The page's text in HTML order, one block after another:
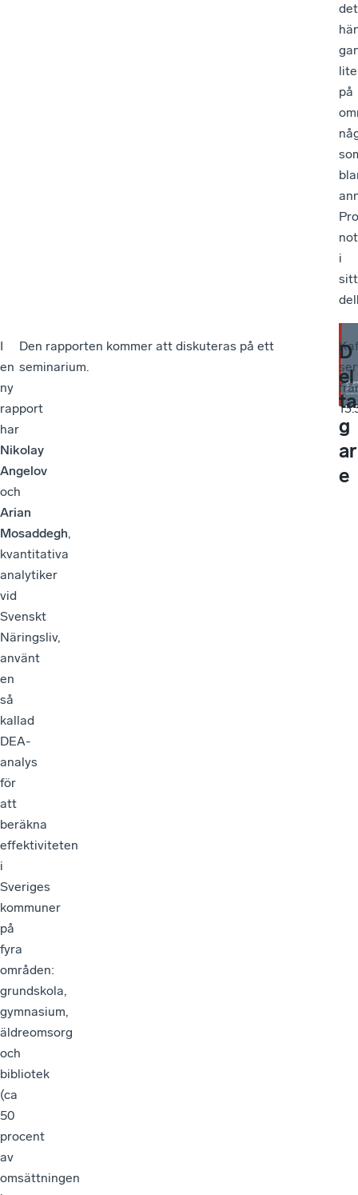
lite
på
i
sitt
I
en
ny
rapport
har
Nikolay
Angelov
och
Arian
Mosaddegh,
kvantitativa
analytiker
vid
Svenskt
Näringsliv,
använt
en
så
kallad
DEA-
analys
för
att
beräkna
effektiviteten
i
Sveriges
kommuner
på
fyra
områden:
grundskola,
gymnasium,
äldreomsorg
och
bibliotek
(ca
50
procent
av
omsättningen
Den rapporten kommer att diskuteras på ett
seminarium.
D
el
ta
g
ar
e